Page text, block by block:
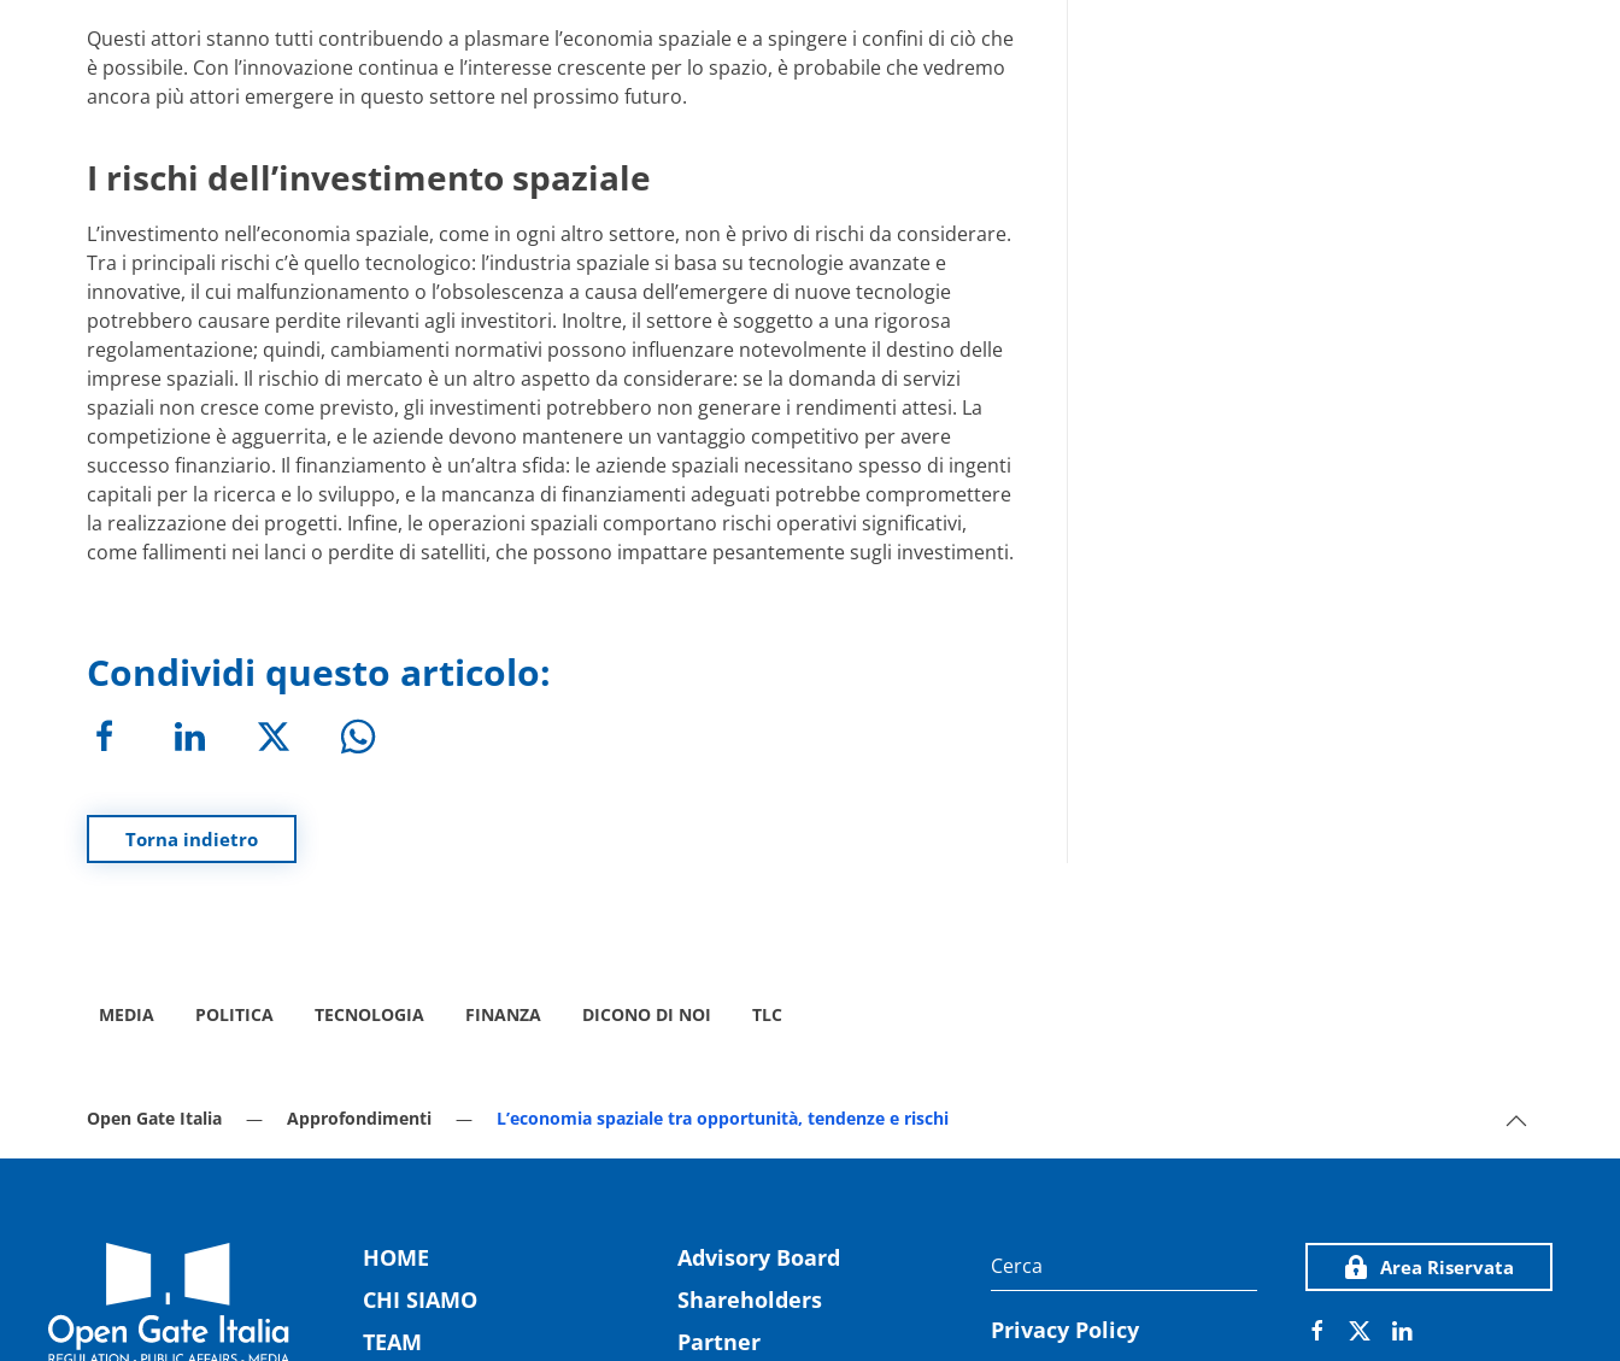
Questi attori stanno tutti contribuendo a plasmare l’economia spaziale e a spingere i confini di ciò che
è possibile. Con l’innovazione continua e l’interesse crescente per lo spazio, è probabile che vedremo
ancora più attori emergere in questo settore nel prossimo futuro.
I rischi dell’investimento spaziale
L’investimento nell’economia spaziale, come in ogni altro settore, non è privo di rischi da considerare.
Tra i principali rischi c’è quello tecnologico: l’industria spaziale si basa su tecnologie avanzate e
innovative, il cui malfunzionamento o l’obsolescenza a causa dell’emergere di nuove tecnologie
potrebbero causare perdite rilevanti agli investitori. Inoltre, il settore è soggetto a una rigorosa
regolamentazione; quindi, cambiamenti normativi possono influenzare notevolmente il destino delle
imprese spaziali. Il rischio di mercato è un altro aspetto da considerare: se la domanda di servizi
spaziali non cresce come previsto, gli investimenti potrebbero non generare i rendimenti attesi. La
competizione è agguerrita, e le aziende devono mantenere un vantaggio competitivo per avere
successo finanziario. Il finanziamento è un’altra sfida: le aziende spaziali necessitano spesso di ingenti
capitali per la ricerca e lo sviluppo, e la mancanza di finanziamenti adeguati potrebbe compromettere
la realizzazione dei progetti. Infine, le operazioni spaziali comportano rischi operativi significativi,
come fallimenti nei lanci o perdite di satelliti, che possono impattare pesantemente sugli investimenti.
Condividi questo articolo:
Torna indietro
MEDIA POLITICA TECNOLOGIA FINANZA DICONO DI NOI TLC
Open Gate Italia Approfondimenti L’economia spaziale tra opportunità, tendenze e rischi
HOME
CHI SIAMO
TEAM
Advisory Board
Shareholders
Partner
Privacy Policy
Area Riservata